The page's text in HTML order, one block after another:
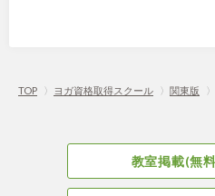
TOP 〉 ヨガ資格取得スクール 〉 関東版 〉
教室掲載(無